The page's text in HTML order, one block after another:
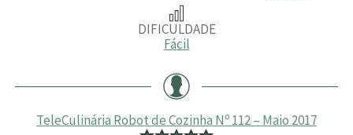
DIFICULDADE
Fácil
TeleCulinária Robot de Cozinha Nº 112 – Maio 2017